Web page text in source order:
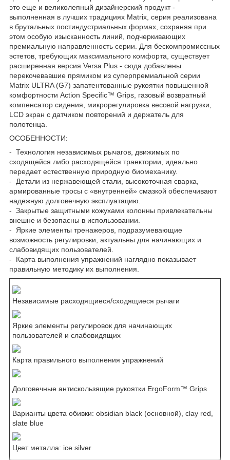
это еще и великолепный дизайнерский продукт -
выполненная в лучших традициях Matrix, серия реализована
в брутальных постиндустриальных формах, сохраняя при
этом особую изысканность линий, подчеркивающих
премиальную направленность серии. Для бескомпромиссных
эстетов, требующих максимального комфорта, существует
расширенная версия Versa Plus - сюда добавлены
перекочевавшие прямиком из суперпремиальной серии
Matrix ULTRA (G7) запатентованные рукоятки повышенной
комфортности Action Specific™ Grips, газовый возвратный
компенсатор сидения, микрорегулировка весовой нагрузки,
LCD экран с датчиком повторений и держатель для
полотенца.
ОСОБЕННОСТИ:
- Технология независимых рычагов, движимых по
сходящейся либо расходящейся траектории, идеально
передает естественную природную биомеханику.
- Детали из нержавеющей стали, высокоточная сварка,
армированные тросы с «внутренней» смазкой обеспечивают
надежную долговечную эксплуатацию.
- Закрытые защитными кожухами колонны привлекательны
внешне и безопасны в использовании.
- Яркие элементы тренажеров, подразумевающие
возможность регулировки, актуальны для начинающих и
слабовидящих пользователей.
- Карта выполнения упражнений наглядно показывает
правильную методику их выполнения.
Независимые расходящиеся/сходящиеся рычаги
Яркие элементы регулировок для начинающих
пользователей и слабовидящих
Карта правильного выполнения упражнений
Долговечные антискользящие рукоятки ErgoForm™ Grips
Варианты цвета обивки: obsidian black (основной), clay red,
slate blue
Цвет металла: ice silver